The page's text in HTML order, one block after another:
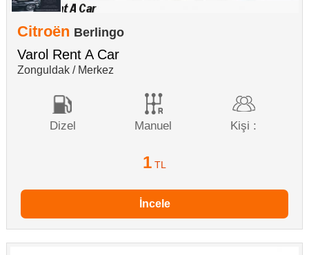
Citroën Berlingo
Varol Rent A Car
Zonguldak / Merkez
Dizel Manuel Kişi :
1 TL
İncele